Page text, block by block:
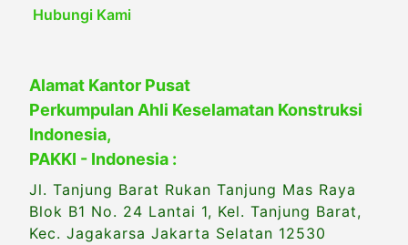
Hubungi Kami
Alamat Kantor Pusat
Perkumpulan Ahli Keselamatan Konstruksi
Indonesia,
PAKKI - Indonesia :
Jl. Tanjung Barat Rukan Tanjung Mas Raya
Blok B1 No. 24 Lantai 1, Kel. Tanjung Barat,
Kec. Jagakarsa Jakarta Selatan 12530